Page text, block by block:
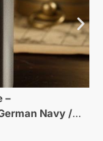
–
Navy /